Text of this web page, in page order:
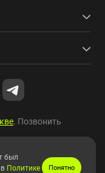
. Позвонить
был
Политике Понятно